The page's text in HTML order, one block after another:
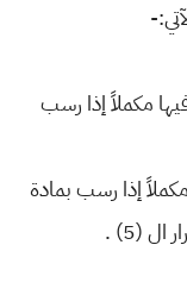
مكملاً إذا رسب
إذا رسب بمادة
(5) .